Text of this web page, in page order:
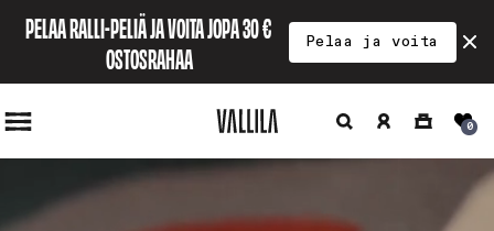
PELAA RALLI-PELIÄ JA VOITA JOPA 30 €
OSTOSRAHAA
Pelaa ja voita
siirry
sisältöön
sisään
Ostoskori0